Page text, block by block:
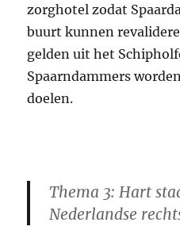
zorghotel zodat
buurt kunnen
gelden uit het
Spaarndammers
doelen.
Thema 3: Hart
Nederlandse